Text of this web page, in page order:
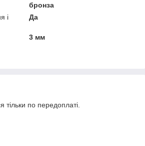
бронза
і
Да
3 мм
тільки по передоплаті.